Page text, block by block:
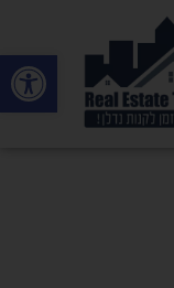
פתח